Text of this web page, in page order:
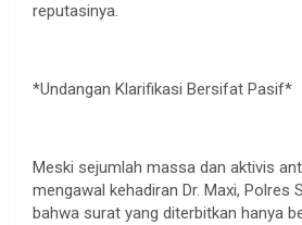
reputasinya.
*Undangan Klarifikasi Bersifat Pasif*
Meski sejumlah massa dan aktivis
mengawal kehadiran Dr. Maxi, Polres
bahwa surat yang diterbitkan hanya